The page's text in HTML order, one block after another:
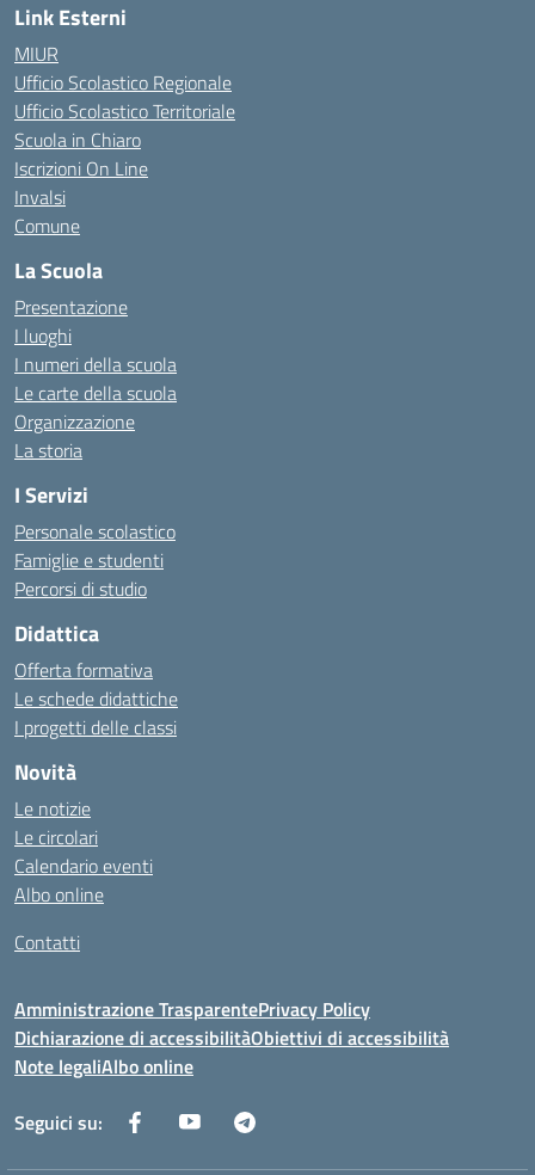
Link Esterni
MIUR
Ufficio Scolastico Regionale
Ufficio Scolastico Territoriale
Scuola in Chiaro
Iscrizioni On Line
Invalsi
Comune
La Scuola
Presentazione
I luoghi
I numeri della scuola
Le carte della scuola
Organizzazione
La storia
I Servizi
Personale scolastico
Famiglie e studenti
Percorsi di studio
Didattica
Offerta formativa
Le schede didattiche
I progetti delle classi
Novità
Le notizie
Le circolari
Calendario eventi
Albo online
Contatti
Amministrazione TrasparentePrivacy Policy
Dichiarazione di accessibilitàObiettivi di accessibilità
Note legaliAlbo online
Seguici su: